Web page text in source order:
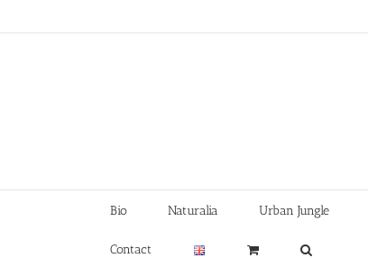
Bio Naturalia Urban Jungle
Contact